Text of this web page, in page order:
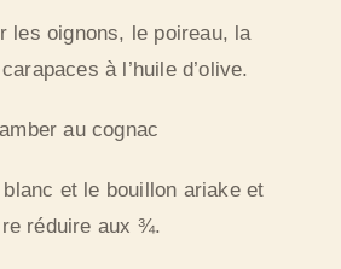
les oignons, le poireau, la
à l’huile d’olive.
au cognac
et le bouillon ariake et
réduire aux ¾.